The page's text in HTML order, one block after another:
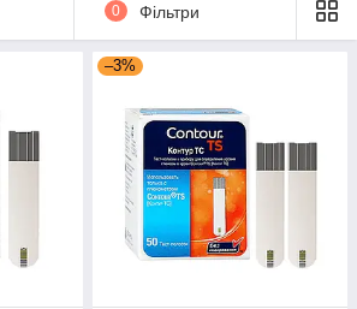
0 Фільтри
–3%